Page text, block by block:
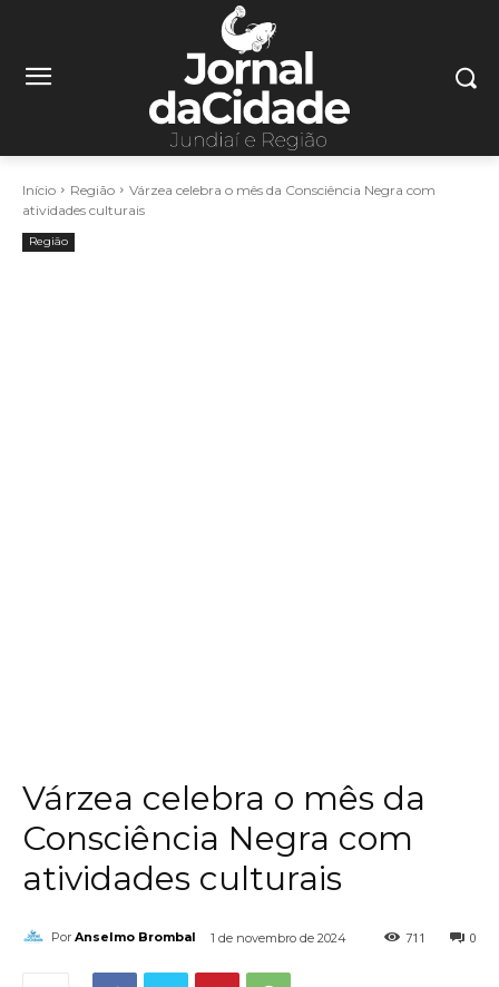
Início Região
Várzea celebra o mês da Consciência Negra com
atividades culturais
Região
Várzea celebra o mês da
Consciência Negra com
atividades culturais
Por Anselmo Brombal 1 de novembro de 2024 0
711